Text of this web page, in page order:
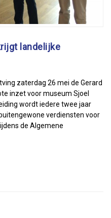
landelijke
zaterdag 26 mei de Gerard
inzet voor museum Sjoel
wordt iedere twee jaar
verdiensten voor
de Algemene